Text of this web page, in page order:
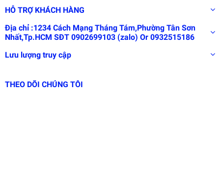
HỖ TRỢ KHÁCH HÀNG
Địa chỉ :1234 Cách Mạng Tháng Tám,Phường Tân Sơn
Nhất,Tp.HCM SĐT 0902699103 (zalo) Or 0932515186
Lưu lượng truy cập
THEO DÕI CHÚNG TÔI